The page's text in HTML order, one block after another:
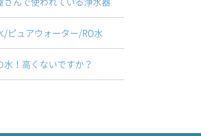
/ピュアウォーター/RO水
水！高くないですか？